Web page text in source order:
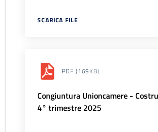
SCARICA FILE
PDF (169KB)
Congiuntura Unioncamere -
4° trimestre 2025